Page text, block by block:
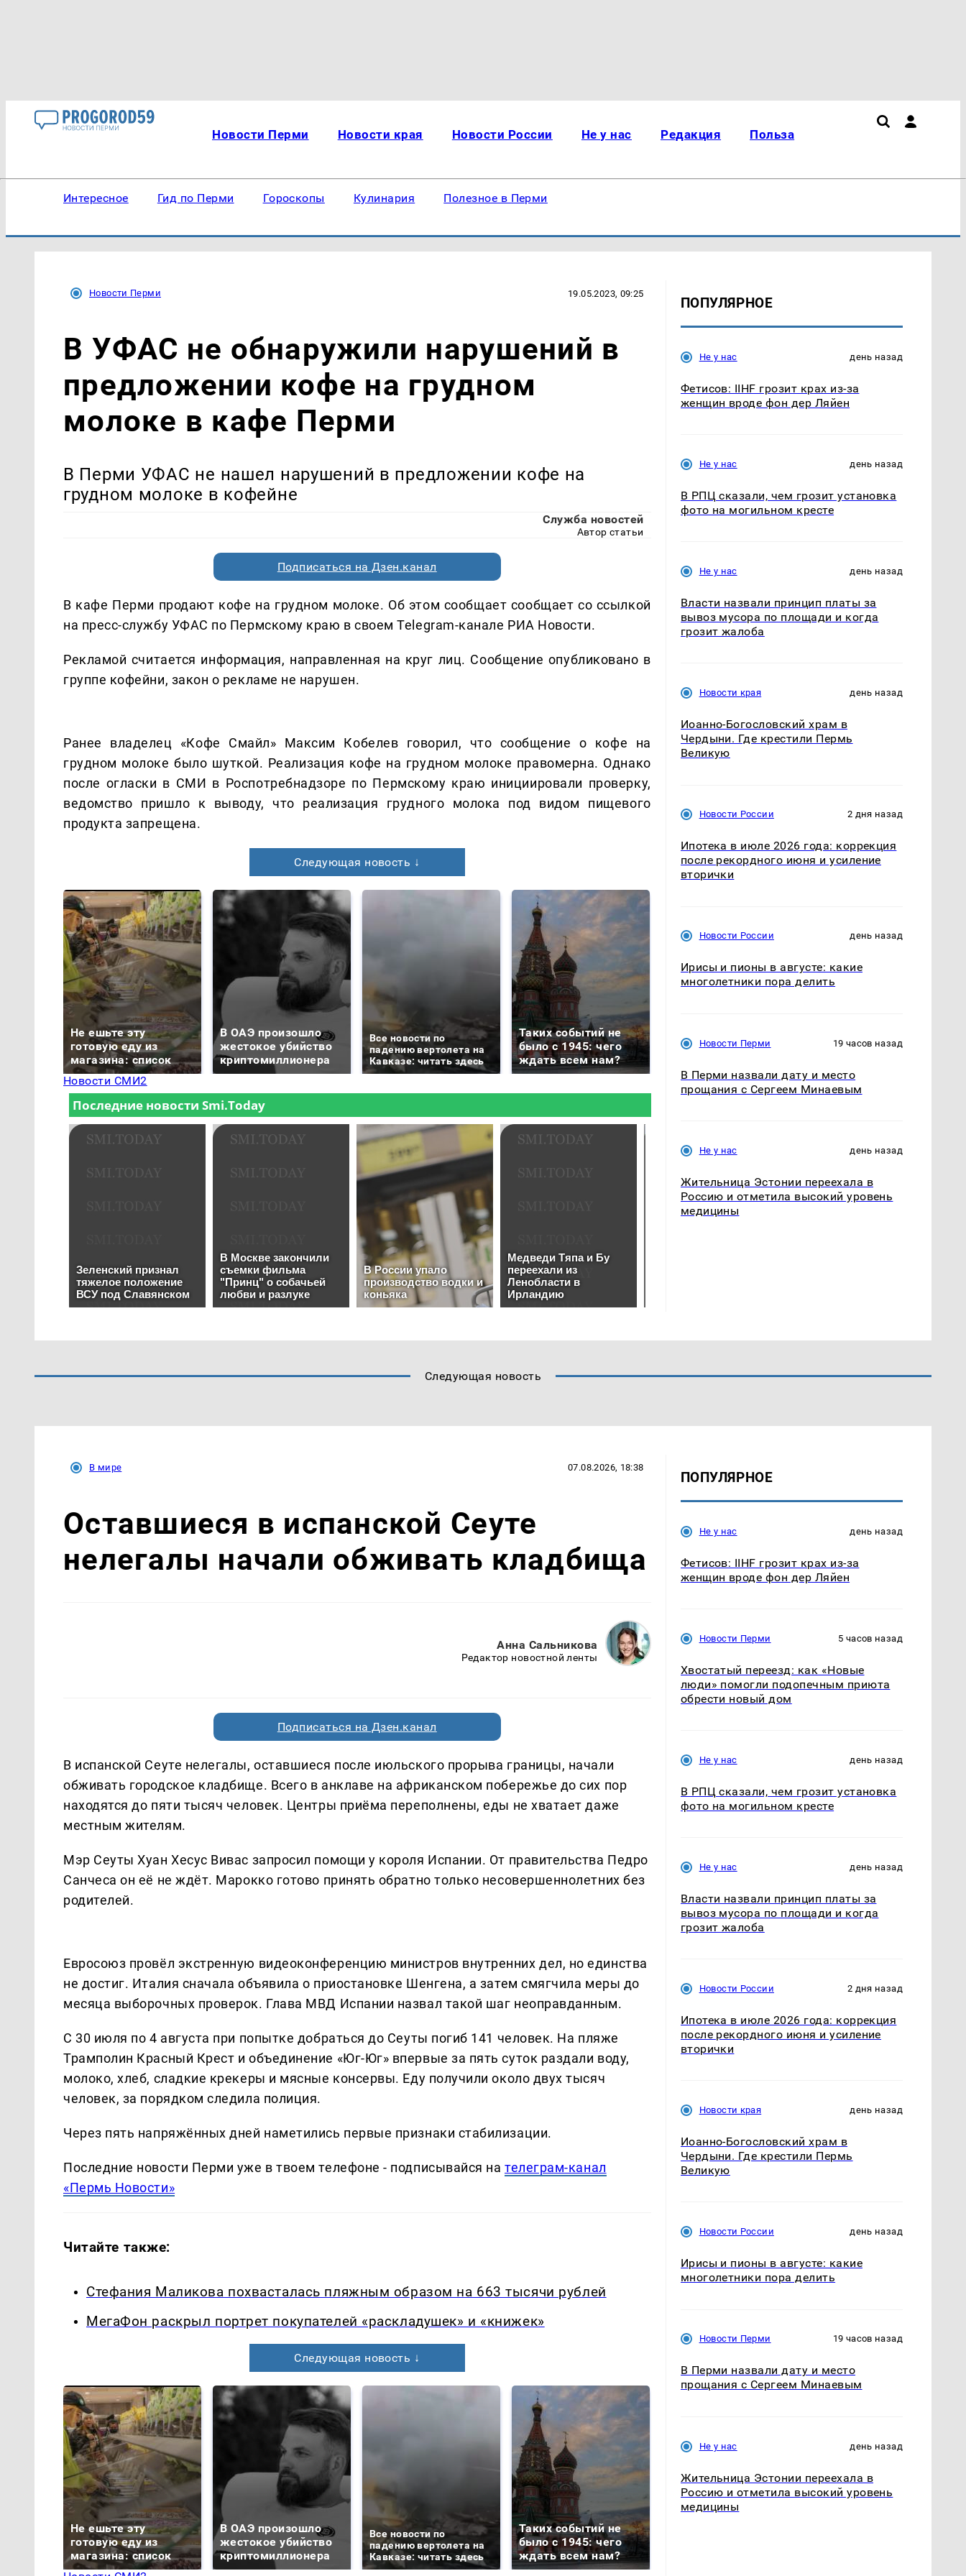
Новости Перми Новости края Новости России Не у нас Редакция Польза
Интересное Гид по Перми Гороскопы Кулинария Полезное в Перми
Новости Перми 19.05.2023, 09:25
В УФАС не обнаружили нарушений в
предложении кофе на грудном
молоке в кафе Перми
В Перми УФАС не нашел нарушений в предложении кофе на
грудном молоке в кофейне
Служба новостей
Автор статьи
Подписаться на Дзен.канал
В кафе Перми продают кофе на грудном молоке. Об этом сообщает сообщает со ссылкой
на пресс-службу УФАС по Пермскому краю в своем Telegram-канале РИА Новости.
Рекламой считается информация, направленная на круг лиц. Сообщение опубликовано в
группе кофейни, закон о рекламе не нарушен.
Ранее владелец «Кофе Смайл» Максим Кобелев говорил, что сообщение о кофе на
грудном молоке было шуткой. Реализация кофе на грудном молоке правомерна. Однако
после огласки в СМИ в Роспотребнадзоре по Пермскому краю инициировали проверку,
ведомство пришло к выводу, что реализация грудного молока под видом пищевого
продукта запрещена.
Следующая новость ↓
Не ешьте эту
готовую еду из
магазина: список
В ОАЭ произошло
жестокое убийство
криптомиллионера
Все новости по
падению вертолета на
Кавказе: читать здесь
Таких событий не
было с 1945: чего
ждать всем нам?
В магазинах России
ажиотаж из-за этого
машину напали и
Новости СМИ2
ПОПУЛЯРНОЕ
Не у нас день назад
Фетисов: IIHF грозит крах из-за
женщин вроде фон дер Ляйен
Не у нас день назад
В РПЦ сказали, чем грозит установка
фото на могильном кресте
Не у нас день назад
Власти назвали принцип платы за
вывоз мусора по площади и когда
грозит жалоба
Новости края день назад
Иоанно-Богословский храм в
Чердыни. Где крестили Пермь
Великую
Новости России 2 дня назад
Ипотека в июле 2026 года: коррекция
после рекордного июня и усиление
вторички
Новости России день назад
Ирисы и пионы в августе: какие
многолетники пора делить
Новости Перми 19 часов назад
В Перми назвали дату и место
прощания с Сергеем Минаевым
Не у нас день назад
Жительница Эстонии переехала в
Россию и отметила высокий уровень
медицины
Следующая новость
В мире 07.08.2026, 18:38
Оставшиеся в испанской Сеуте
нелегалы начали обживать кладбища
Анна Сальникова
Редактор новостной ленты
Подписаться на Дзен.канал
В испанской Сеуте нелегалы, оставшиеся после июльского прорыва границы, начали
обживать городское кладбище. Всего в анклаве на африканском побережье до сих пор
находятся до пяти тысяч человек. Центры приёма переполнены, еды не хватает даже
местным жителям.
Мэр Сеуты Хуан Хесус Вивас запросил помощи у короля Испании. От правительства Педро
Санчеса он её не ждёт. Марокко готово принять обратно только несовершеннолетних без
родителей.
Евросоюз провёл экстренную видеоконференцию министров внутренних дел, но единства
не достиг. Италия сначала объявила о приостановке Шенгена, а затем смягчила меры до
месяца выборочных проверок. Глава МВД Испании назвал такой шаг неоправданным.
С 30 июля по 4 августа при попытке добраться до Сеуты погиб 141 человек. На пляже
Трамполин Красный Крест и объединение «Юг-Юг» впервые за пять суток раздали воду,
молоко, хлеб, сладкие крекеры и мясные консервы. Еду получили около двух тысяч
человек, за порядком следила полиция.
Через пять напряжённых дней наметились первые признаки стабилизации.
Последние новости Перми уже в твоем телефоне - подписывайся нателеграм-канал
«Пермь Новости»
Читайте также:
Стефания Маликова похвасталась пляжным образом на 663 тысячи рублей
МегаФон раскрыл портрет покупателей «раскладушек» и «книжек»
Следующая новость ↓
Не ешьте эту
готовую еду из
магазина: список
В ОАЭ произошло
жестокое убийство
криптомиллионера
Все новости по
падению вертолета на
Кавказе: читать здесь
Таких событий не
было с 1945: чего
ждать всем нам?
ПОПУЛЯРНОЕ
Не у нас день назад
Фетисов: IIHF грозит крах из-за
женщин вроде фон дер Ляйен
Новости Перми 5 часов назад
Хвостатый переезд: как «Новые
люди» помогли подопечным приюта
обрести новый дом
Не у нас день назад
В РПЦ сказали, чем грозит установка
фото на могильном кресте
Не у нас день назад
Власти назвали принцип платы за
вывоз мусора по площади и когда
грозит жалоба
Новости России 2 дня назад
Ипотека в июле 2026 года: коррекция
после рекордного июня и усиление
вторички
Новости края день назад
Иоанно-Богословский храм в
Чердыни. Где крестили Пермь
Великую
Новости России день назад
Ирисы и пионы в августе: какие
многолетники пора делить
Новости Перми 19 часов назад
В Перми назвали дату и место
прощания с Сергеем Минаевым
Не у нас день назад
Жительница Эстонии переехала в
Россию и отметила высокий уровень
медицины